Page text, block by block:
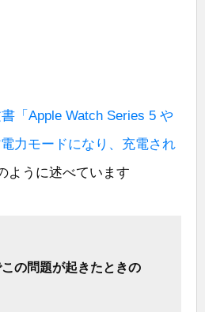
「Apple Watch Series 5 や
力モードになり、充電され
ように述べています
の問題が起きたときの